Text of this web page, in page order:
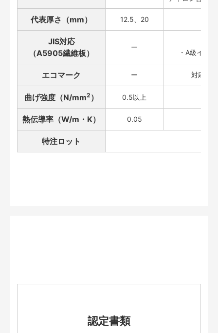
代表厚さ（mm） 12.5、20
JIS対応
（A5905繊維板）
ー
・A級イン
エコマーク ー 対応品
曲げ強度（N/mm2 ） 0.5以上
熱伝導率（W/m・K） 0.05
特注ロット
認定書類